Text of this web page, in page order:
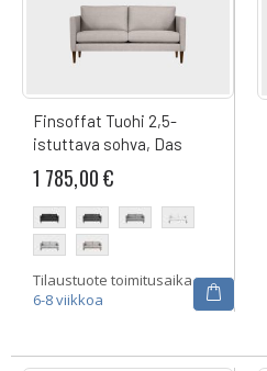
Finsoffat Tuohi 2,5-
istuttava sohva, Das
1 785,00 €
Tilaustuote toimitusaika
6-8 viikkoa